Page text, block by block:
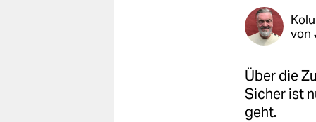
von
Über die
Sicher ist
geht.